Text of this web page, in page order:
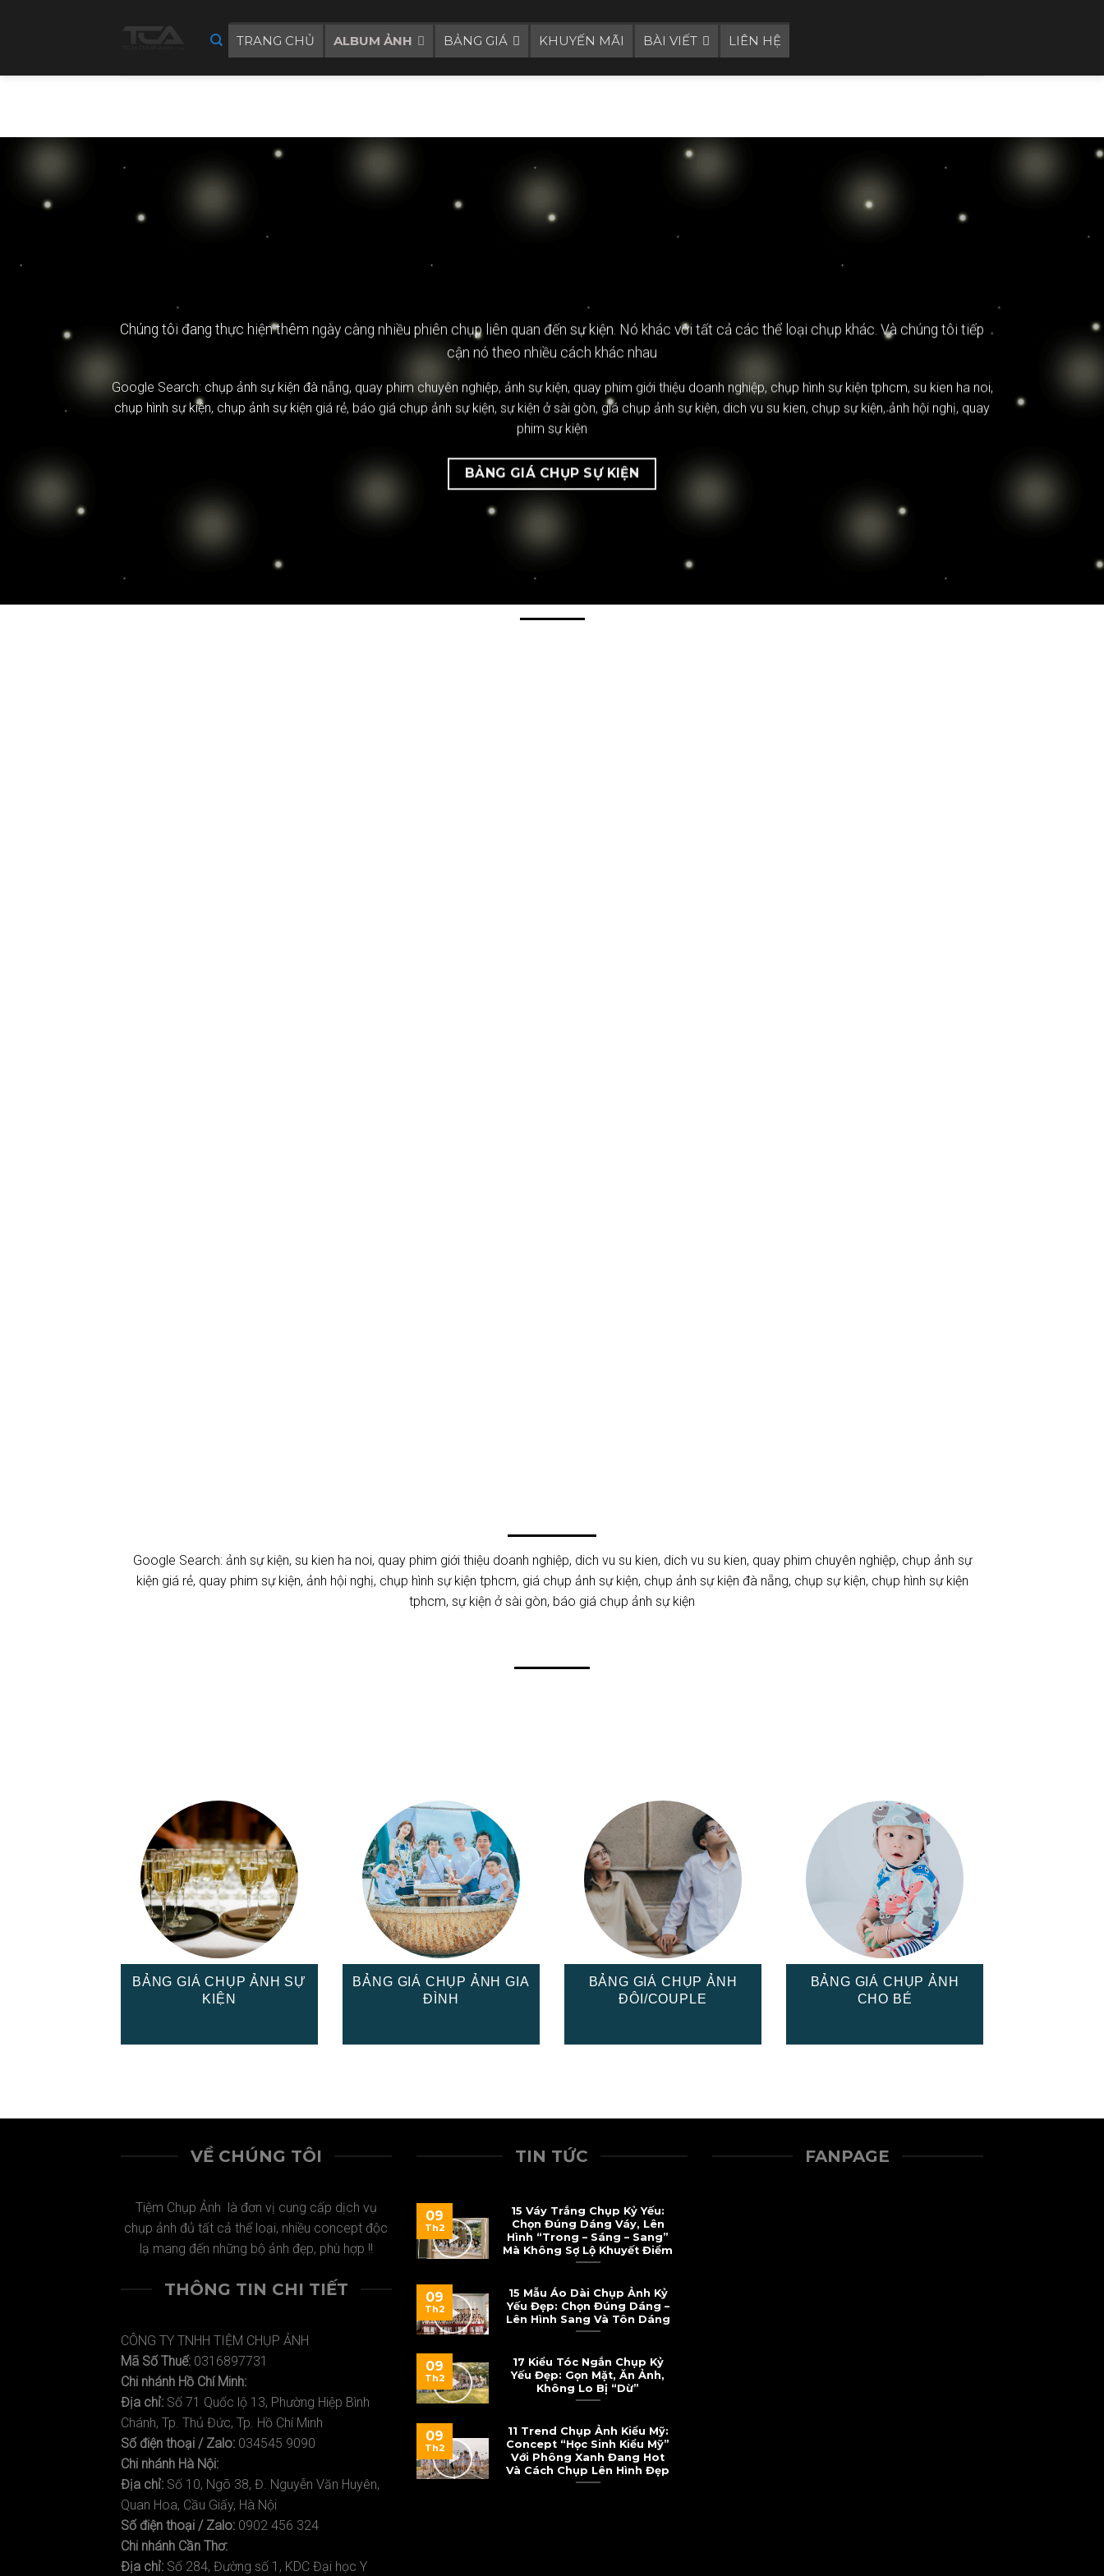
TRANG CHỦ ALBUM ẢNH BẢNG GIÁ KHUYẾN MÃI BÀI VIẾT LIÊN HỆ
Chúng tôi đang thực hiện thêm ngày càng nhiều phiên chụp liên quan đến sự kiện . Nó khác với tất cả các thể loại chụp khác. Và chúng tôi tiếp
cận nó theo nhiều cách khác nhau
Google Search: chụp ảnh sự kiện đà nẵng, quay phim chuyên nghiệp, ảnh sự kiện, quay phim giới thiệu doanh nghiệp, chụp hình sự kiện tphcm, su kien ha noi,
chụp hình sự kiện, chụp ảnh sự kiện giá rẻ, báo giá chụp ảnh sự kiện, sự kiện ở sài gòn, giá chụp ảnh sự kiện, dich vu su kien, chụp sự kiện,ảnh hội nghị, quay
phim sự kiện
BẢNG GIÁ CHỤP SỰ KIỆN
Google Search: ảnh sự kiện, su kien ha noi, quay phim giới thiệu doanh nghiệp, dich vu su kien, dich vu su kien, quay phim chuyên nghiệp, chụp ảnh sự
kiện giá rẻ, quay phim sự kiện, ảnh hội nghị, chụp hình sự kiện tphcm, giá chụp ảnh sự kiện, chụp ảnh sự kiện đà nẵng, chụp sự kiện, chụp hình sự kiện
tphcm, sự kiện ở sài gòn, báo giá chụp ảnh sự kiện
BẢNG GIÁ CHỤP ẢNH SỰ
KIỆN
BẢNG GIÁ CHỤP ẢNH GIA
ĐÌNH
BẢNG GIÁ CHỤP ẢNH
ĐÔI/COUPLE
BẢNG GIÁ CHỤP ẢNH
CHO BÉ
VỀ CHÚNG TÔI
Tiệm Chụp Ảnh là đơn vị cung cấp dịch vụ
chụp ảnh đủ tất cả thể loại, nhiều concept độc
lạ mang đến những bộ ảnh đẹp, phù hợp !!
THÔNG TIN CHI TIẾT
CÔNG TY TNHH TIỆM CHỤP ẢNH
Mã Số Thuế: 0316897731
Chi nhánh Hồ Chí Minh:
Địa chỉ: Số 71 Quốc lộ 13, Phường Hiệp Bình
Chánh, Tp. Thủ Đức, Tp. Hồ Chí Minh
Số điện thoại / Zalo: 034545 9090
Chi nhánh Hà Nội:
Địa chỉ: Số 10, Ngõ 38, Đ. Nguyễn Văn Huyên,
Quan Hoa, Cầu Giấy, Hà Nội
Số điện thoại / Zalo: 0902 456 324
Chi nhánh Cần Thơ:
Địa chỉ: Số 284, Đường số 1, KDC Đại học Y
TIN TỨC
15 Váy Trắng Chụp Kỷ Yếu:
Chọn Đúng Dáng Váy, Lên
Hình “Trong – Sáng – Sang”
Mà Không Sợ Lộ Khuyết Điểm
09
Th2
15 Mẫu Áo Dài Chụp Ảnh Kỷ
Yếu Đẹp: Chọn Đúng Dáng –
Lên Hình Sang Và Tôn Dáng
09
Th2
17 Kiểu Tóc Ngắn Chụp Kỷ
Yếu Đẹp: Gọn Mặt, Ăn Ảnh,
Không Lo Bị “Dừ”
09
Th2
11 Trend Chụp Ảnh Kiểu Mỹ:
Concept “Học Sinh Kiểu Mỹ”
Với Phông Xanh Đang Hot
Và Cách Chụp Lên Hình Đẹp
09
Th2
FANPAGE